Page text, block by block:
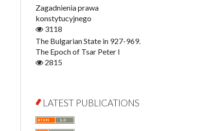
Jerzy Giedroyc and...
Jerzy Giedroyc and Witnesses of
History
Winter of Life?
Linguistics
What Is Man?
Communication and Media
Zagadnienia prawa
konstytucyjnego
3118
The Bulgarian State in 927-969.
The Epoch of Tsar Peter I
2815
LATEST PUBLICATIONS